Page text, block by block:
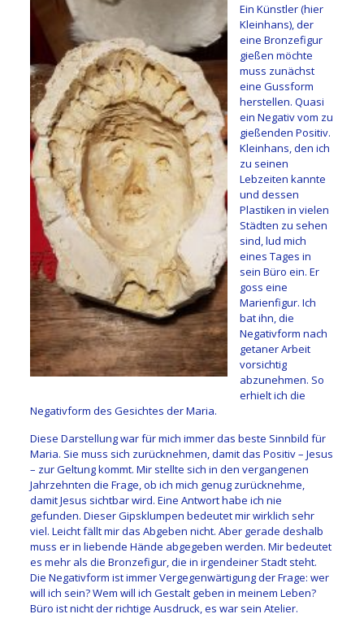
Ein Künstler (hier
Kleinhans), der
eine Bronzefigur
gießen möchte
muss zunächst
eine Gussform
herstellen. Quasi
ein Negativ vom zu
gießenden Positiv.
Kleinhans, den ich
zu seinen
Lebzeiten kannte
und dessen
Plastiken in vielen
Städten zu sehen
sind, lud mich
eines Tages in
sein Büro ein. Er
goss eine
Marienfigur. Ich
bat ihn, die
Negativform nach
getaner Arbeit
vorsichtig
abzunehmen. So
erhielt ich die
Negativform des Gesichtes der Maria.
Diese Darstellung war für mich immer das beste Sinnbild für
Maria. Sie muss sich zurücknehmen, damit das Positiv – Jesus
– zur Geltung kommt. Mir stellte sich in den vergangenen
Jahrzehnten die Frage, ob ich mich genug zurücknehme,
damit Jesus sichtbar wird. Eine Antwort habe ich nie
gefunden. Dieser Gipsklumpen bedeutet mir wirklich sehr
viel. Leicht fällt mir das Abgeben nicht. Aber gerade deshalb
muss er in liebende Hände abgegeben werden. Mir bedeutet
es mehr als die Bronzefigur, die in irgendeiner Stadt steht.
Die Negativform ist immer Vergegenwärtigung der Frage: wer
will ich sein? Wem will ich Gestalt geben in meinem Leben?
Büro ist nicht der richtige Ausdruck, es war sein Atelier.